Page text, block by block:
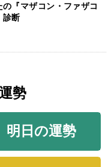
の『マザコン・ファザコ
診断
勢
明日の運勢